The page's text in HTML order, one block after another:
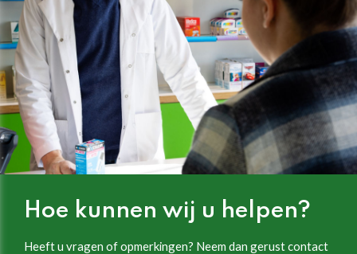
Hoe kunnen wij u helpen?
Heeft u vragen of opmerkingen? Neem dan gerust contact